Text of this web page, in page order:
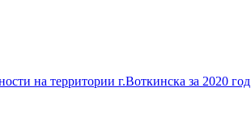
на территории г.Воткинска за 2020 год